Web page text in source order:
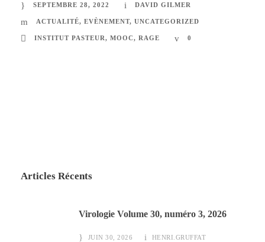
SEPTEMBRE 28, 2022 DAVID GILMER
ACTUALITÉ, EVÈNEMENT, UNCATEGORIZED
INSTITUT PASTEUR, MOOC, RAGE 0
Articles Récents
Virologie Volume 30, numéro 3, 2026
JUIN 30, 2026 HENRI.GRUFFAT